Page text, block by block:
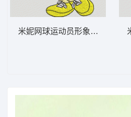
米妮网球运动员形象 米妮 40-